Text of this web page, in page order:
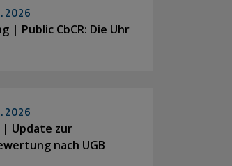
| Public CbCR: Die Uhr
| Update zur
nach UGB